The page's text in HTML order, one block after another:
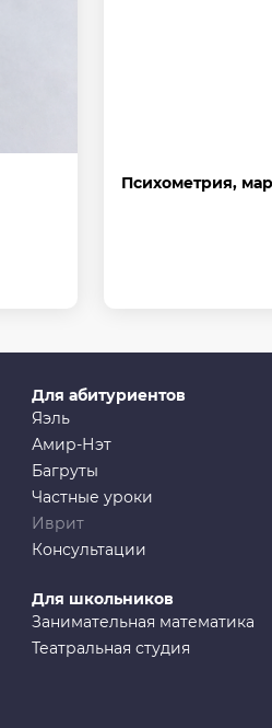
Психометрия,
Для абитуриентов
Яэль
Амир-Нэт
Багруты
Частные уроки
Иврит
Консультации
Для школьников
Занимательная математика
Театральная студия